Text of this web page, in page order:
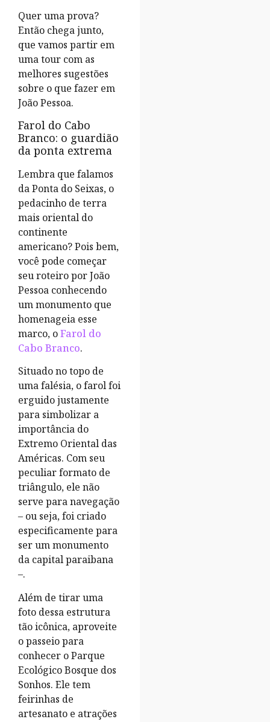
Quer uma prova?
Então chega junto,
que vamos partir em
uma tour com as
melhores sugestões
sobre o que fazer em
João Pessoa.
Farol do Cabo
Branco: o guardião
da ponta extrema
Lembra que falamos
da Ponta do Seixas, o
pedacinho de terra
mais oriental do
continente
americano? Pois bem,
você pode começar
seu roteiro por João
Pessoa conhecendo
um monumento que
homenageia esse
marco, oFarol do
Cabo Branco.
Situado no topo de
uma falésia, o farol foi
erguido justamente
para simbolizar a
importância do
Extremo Oriental das
Américas. Com seu
peculiar formato de
triângulo, ele não
serve para navegação
– ou seja, foi criado
especificamente para
ser um monumento
da capital paraibana
–.
Além de tirar uma
foto dessa estrutura
tão icônica, aproveite
o passeio para
conhecer o Parque
Ecológico Bosque dos
Sonhos. Ele tem
feirinhas de
artesanato e atrações